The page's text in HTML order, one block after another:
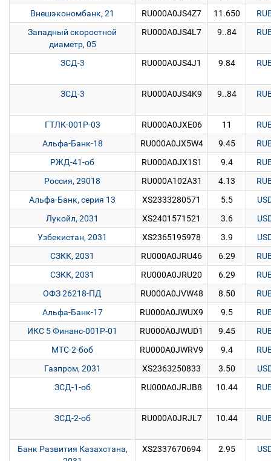
Внешэкономбанк, 21
RU000A0JS4Z7 11.650
Западный скоростной
диаметр, 05
RU000A0JS4L7 9..84
ЗСД-3 RU000A0JS4J1 9.84
ЗСД-3 RU000A0JS4K9 9..84
ГТЛК-001Р-03 RU000A0JXE06 11
Альфа-Банк-18
RU000A0JX5W4 9.45
РЖД-41-об
RU000A0JX1S1 9.4
Россия, 29018
RU000A102A31 4.13
Альфа-Банк, серия 13
XS2333280571 5.5
Лукойл, 2031
XS2401571521 3.6
Узбекистан, 2031
XS2365195978 3.9
СЗКК, 2031
RU000A0JRU46 6.29
СЗКК, 2031
RU000A0JRU20 6.29
ОФЗ 26218-ПД
RU000A0JVW48 8.50
Альфа-Банк-17
RU000A0JWUX9 9.5
ИКС 5 Финанс-001P-01
RU000A0JWUD1 9.45
МТС-2-боб
RU000A0JWRV9 9.4
Газпром, 2031
XS2363250833 3.50
ЗСД-1-об
RU000A0JRJB8 10.44
ЗСД-2-об RU000A0JRJL7 10.44
Банк Развития Казахстана,
XS2337670694 2.95